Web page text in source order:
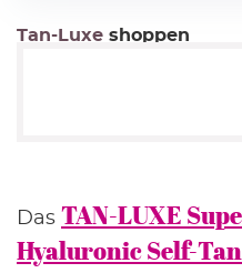
Tan-Luxe shoppen
Das TAN-LUXE
Hyaluronic Self-